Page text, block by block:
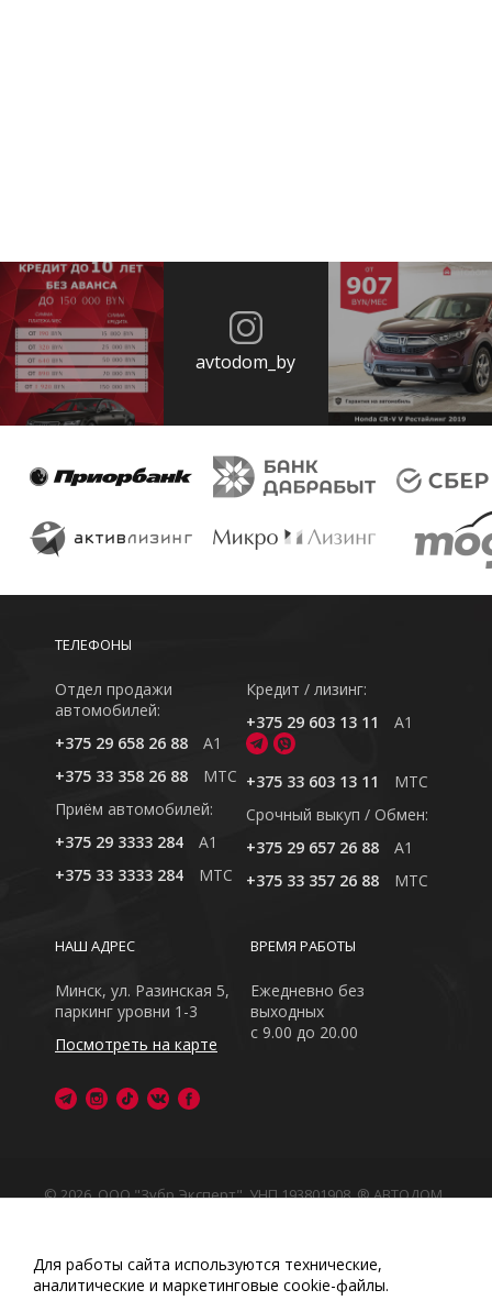
avtodom_by
ТЕЛЕФОНЫ
Отдел продажи
автомобилей:
+375 29 658 26 88
A1
+375 33 358 26 88
MTC
Приём автомобилей:
+375 29 3333 284
A1
+375 33 3333 284
MTC
Кредит / лизинг:
+375 29 603 13 11
A1
+375 33 603 13 11
MTC
Cрочный выкуп / Обмен:
+375 29 657 26 88
A1
+375 33 357 26 88
MTC
ВРЕМЯ РАБОТЫ
Ежедневно без
выходных
с 9.00 до 20.00
НАШ АДРЕС
Минск, ул. Разинская 5,
паркинг уровни 1-3
Посмотреть на карте
© 2026, ООО "Зубр Эксперт", УНП 193801908. ® АВТОДОМ
Обращаем Ваше внимание на то, что данный интернет-
сайт носит исключительно информационный характер
Любое использование либо копирование материалов
Для работы сайта используются технические,
аналитические и маркетинговые сооkіе-файлы.